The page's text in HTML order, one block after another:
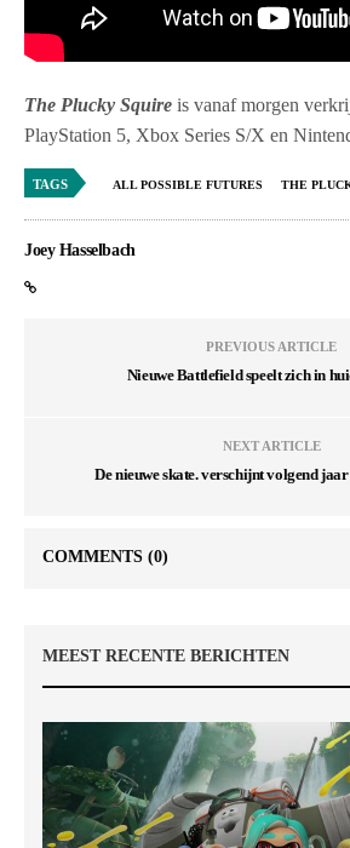
The Plucky Squire is vanaf morgen
PlayStation 5, Xbox Series S/X en
TAGS ALL POSSIBLE FUTURES THE
Joey Hasselbach
PREVIOUS ARTICLE
Nieuwe Battlefield speelt zich in
NEXT ARTICLE
De nieuwe skate. verschijnt volgend
COMMENTS (0)
MEEST RECENTE BERICHTEN